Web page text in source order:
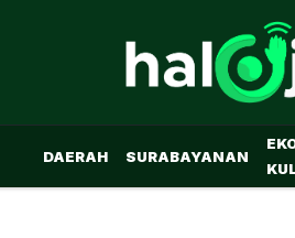
DAERAH SURABAYANAN